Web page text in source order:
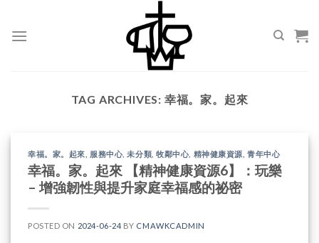
content
TAG ARCHIVES: 幸福。家。起來
幸福。家。起來 服務中心,未分類 ,牧鄰中心, 精神健康資源 ,青年中心
幸福。家。起來 【精神健康資源6】：玩樂
– 增強韌性與提升家庭幸福感的祕密
POSTED ON 2024-06-24 BY CMAWKCADMIN